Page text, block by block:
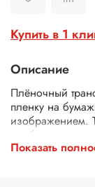
Купить в 1
Описание
Плёночный
пленку на
изображением.
изображение,
неповторимость
Показать